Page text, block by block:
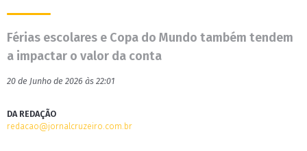
Férias escolares e Copa do Mundo também tendem
a impactar o valor da conta
20 de Junho de 2026 às 22:01
DA REDAÇÃO
redacao@jornalcruzeiro.com.br